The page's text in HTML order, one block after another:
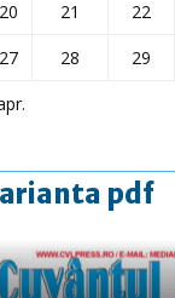
20
21 22
27
28 29
pdf